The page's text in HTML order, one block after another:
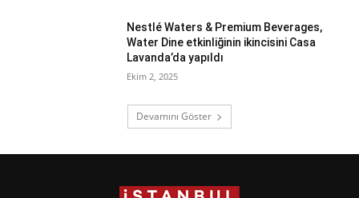
Nestlé Waters & Premium Beverages,
Water Dine etkinliğinin ikincisini Casa
Lavanda’da yapıldı
Ekim 2, 2025
Devamını Göster